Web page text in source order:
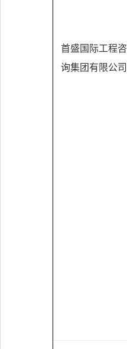
首盛国际工程咨
询集团有限公司